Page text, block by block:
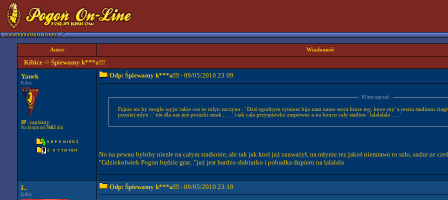
Autor Wiadomość
Kibice -> Śpiewamy k***a!!!
Yanek
Kibic
IP: zapisany
Na forum od 7682 dni
Odp: Śpiewamy k***a!!! - 09/05/2010 23:09
Klima napisał:
Fajnie tez by moglo wyjsc takie cos że mlyn zaczyna : ' Dziś zgodnym rytmem bija nam nasze serca ktore my, ktore my' a reszta stadionu
pozniej mlyn : ' nie dla nas jest porazki smak . . . ' i tak cala przyspiewke zaspiewac a na koncu caly stadion ' lalalalala . . . '
No na pewno byłoby niezłe na całym stadionie, ale tak jak ktoś już zauważył, na młynie tez jakoś niemrawo to szło, sadze ze
"Gdziekolwiek Pogon będzie grac.."już jest bardzo słabiutko i pobudka dopiero na lalalala
L.
Kibic
Odp: Śpiewamy k***a!!! - 09/05/2010 23:18